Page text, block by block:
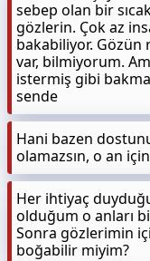
sebep olan bir
gözlerin. Çok az
bakabiliyor. Gözün
var, bilmiyorum.
istermiş gibi
sende
Hani bazen
olamazsın, o an
Her ihtiyaç
olduğum o anları
Sonra gözlerimin
boğabilir miyim?